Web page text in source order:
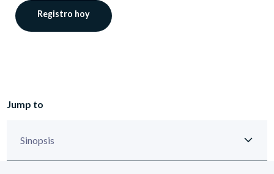
Registro hoy
Jump to